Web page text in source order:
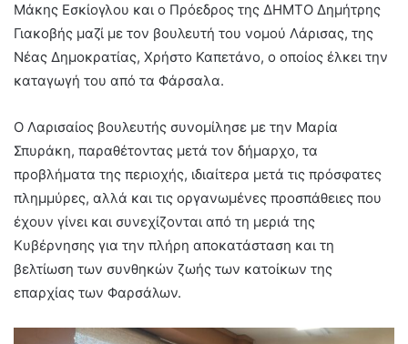
Μάκης Εσκίογλου και ο Πρόεδρος της ΔΗΜΤΟ Δημήτρης
Γιακοβής μαζί με τον βουλευτή του νομού Λάρισας, της
Νέας Δημοκρατίας, Χρήστο Καπετάνο, ο οποίος έλκει την
καταγωγή του από τα Φάρσαλα.
Ο Λαρισαίος βουλευτής συνομίλησε με την Μαρία
Σπυράκη, παραθέτοντας μετά τον δήμαρχο, τα
προβλήματα της περιοχής, ιδιαίτερα μετά τις πρόσφατες
πλημμύρες, αλλά και τις οργανωμένες προσπάθειες που
έχουν γίνει και συνεχίζονται από τη μεριά της
Κυβέρνησης για την πλήρη αποκατάσταση και τη
βελτίωση των συνθηκών ζωής των κατοίκων της
επαρχίας των Φαρσάλων.